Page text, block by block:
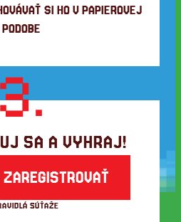
SI HO V PAPIEROVEJ
PODOBE
SA A VYHRAJ!
SÚŤAŽE